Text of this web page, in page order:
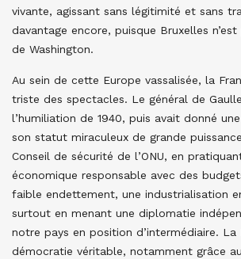
vivante, agissant sans légitimité et sans
davantage encore, puisque Bruxelles n’est
de Washington.
Au sein de cette Europe vassalisée, la
triste des spectacles. Le général de
l’humiliation de 1940, puis avait donné
son statut miraculeux de grande
Conseil de sécurité de l’ONU, en
économique responsable avec des
faible endettement, une industrialisation
surtout en menant une diplomatie
notre pays en position d’intermédiaire. La
démocratie véritable, notamment grâce